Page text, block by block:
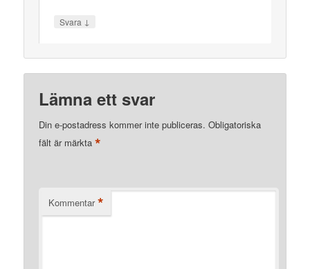
Svara ↓
Lämna ett svar
Din e-postadress kommer inte publiceras. Obligatoriska
fält är märkta*
Kommentar *